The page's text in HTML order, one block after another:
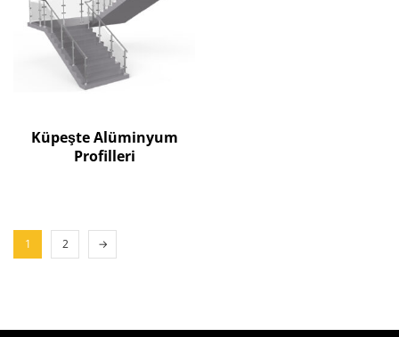
Küpeşte Alüminyum
Profilleri
1 2 →